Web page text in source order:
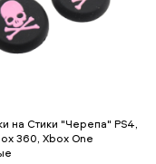
на Стики "Черепа" PS4,
360, Xbox One